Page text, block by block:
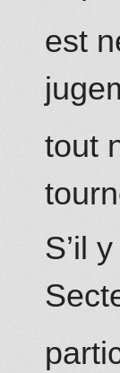
est
tout
S’il